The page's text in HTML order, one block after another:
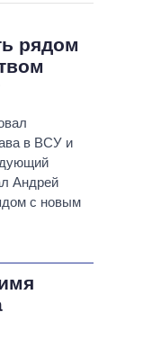
рядом
в ВСУ и
Андрей
с новым